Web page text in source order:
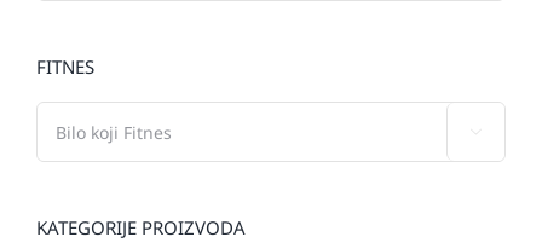
FITNES
KATEGORIJE PROIZVODA